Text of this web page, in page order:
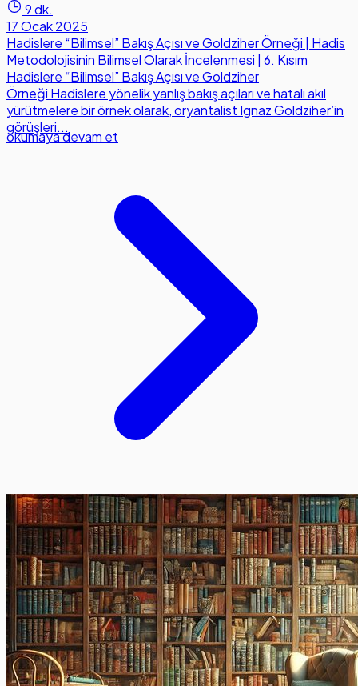
9 dk.
17 Ocak 2025
Hadislere “Bilimsel” Bakış Açısı ve Goldziher Örneği | Hadis
Metodolojisinin Bilimsel Olarak İncelenmesi | 6. Kısım
Hadislere “Bilimsel” Bakış Açısı ve Goldziher
Örneği Hadislere yönelik yanlış bakış açıları ve hatalı akıl
yürütmelere bir örnek olarak, oryantalist Ignaz Goldziher’in
görüşleri...
okumaya devam et